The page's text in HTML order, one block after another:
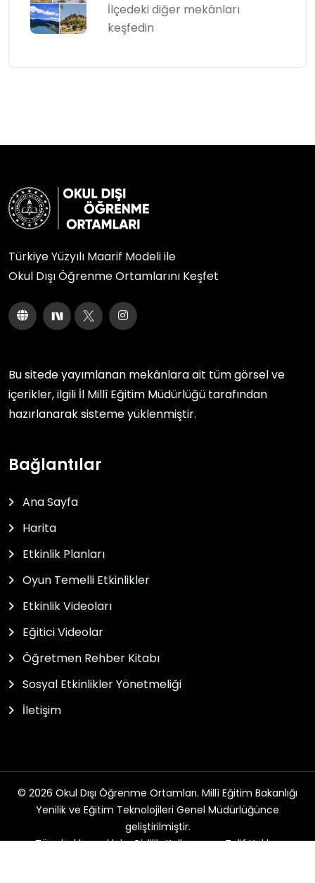
İlçedeki diğer mekânları
keşfedin
Türkiye Yüzyılı Maarif Modeli ile
Okul Dışı Öğrenme Ortamlarını Keşfet
Bu sitede yayımlanan mekânlara ait tüm görsel ve
içerikler, ilgili İl Millî Eğitim Müdürlüğü tarafından
hazırlanarak sisteme yüklenmiştir.
Bağlantılar
Ana Sayfa
Harita
Etkinlik Planları
Oyun Temelli Etkinlikler
Etkinlik Videoları
Eğitici Videolar
Öğretmen Rehber Kitabı
Sosyal Etkinlikler Yönetmeliği
İletişim
© 2026 Okul Dışı Öğrenme Ortamları. Millî Eğitim Bakanlığı
Yenilik ve Eğitim Teknolojileri Genel Müdürlüğünce
geliştirilmiştir.
Tüm hakları saklıdır. Gizlilik, Kullanım ve Telif Hakları